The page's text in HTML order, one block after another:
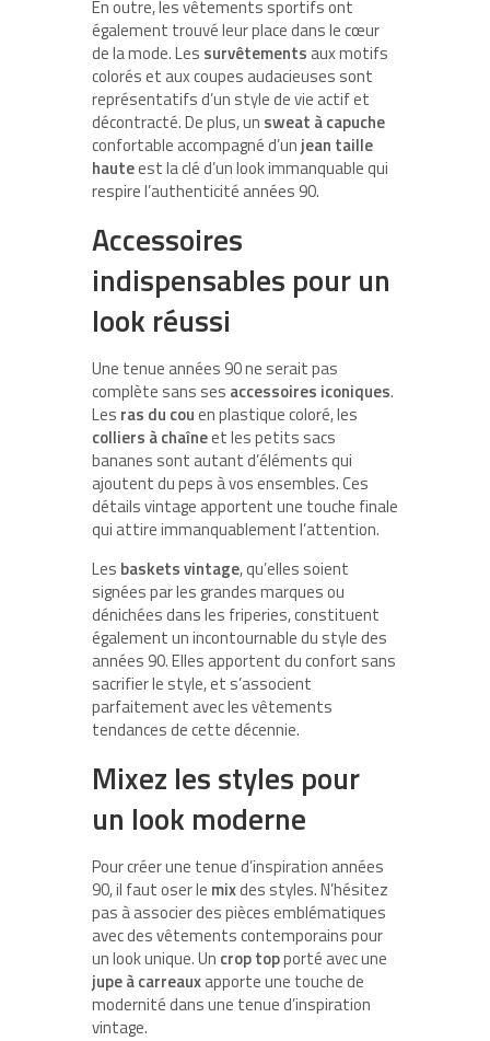
En outre, les vêtements sportifs ont
également trouvé leur place dans le cœur
de la mode. Les survêtements aux motifs
colorés et aux coupes audacieuses sont
représentatifs d’un style de vie actif et
décontracté. De plus, un sweat à capuche
confortable accompagné d’un jean taille
hauteest la clé d’un look immanquable qui
respire l’authenticité années 90.
Accessoires
indispensables pour un
look réussi
Une tenue années 90 ne serait pas
complète sans ses accessoires iconiques.
Les ras du couen plastique coloré, les
colliers à chaîneet les petits sacs
bananes sont autant d’éléments qui
ajoutent du peps à vos ensembles. Ces
détails vintage apportent une touche finale
qui attire immanquablement l’attention.
Les baskets vintage, qu’elles soient
signées par les grandes marques ou
dénichées dans les friperies, constituent
également un incontournable du style des
années 90. Elles apportent du confort sans
sacrifier le style, et s’associent
parfaitement avec les vêtements
tendances de cette décennie.
Mixez les styles pour
un look moderne
Pour créer une tenue d’inspiration années
90, il faut oser le mixdes styles. N’hésitez
pas à associer des pièces emblématiques
avec des vêtements contemporains pour
un look unique. Un crop topporté avec une
jupe à carreauxapporte une touche de
modernité dans une tenue d’inspiration
vintage.